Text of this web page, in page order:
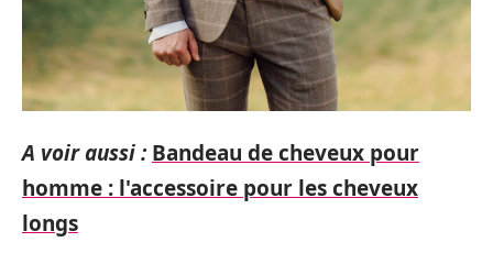
A voir aussi : Bandeau de cheveux pour
homme : l'accessoire pour les cheveux
longs